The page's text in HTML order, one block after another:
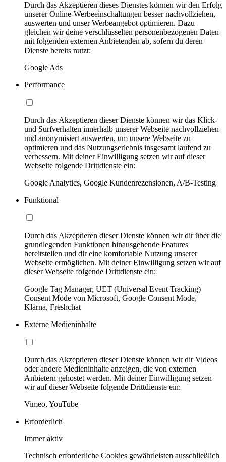
Durch das Akzeptieren dieses Dienstes können wir den Erfolg
unserer Online-Werbeeinschaltungen besser nachvollziehen,
auswerten und unser Werbeangebot optimieren. Dazu
gleichen wir deine verschlüsselten personenbezogenen Daten
mit folgenden externen Anbietenden ab, sofern du deren
Dienste bereits nutzt:
Google Ads
Performance
Durch das Akzeptieren dieser Dienste können wir das Klick-
und Surfverhalten innerhalb unserer Webseite nachvollziehen
und anonymisiert auswerten, um unsere Webseite zu
optimieren und das Nutzungserlebnis insgesamt laufend zu
verbessern. Mit deiner Einwilligung setzen wir auf dieser
Webseite folgende Drittdienste ein:
Google Analytics, Google Kundenrezensionen, A/B-Testing
Funktional
Durch das Akzeptieren dieser Dienste können wir dir über die
grundlegenden Funktionen hinausgehende Features
bereitstellen und dir eine komfortable Nutzung unserer
Webseite ermöglichen. Mit deiner Einwilligung setzen wir auf
dieser Webseite folgende Drittdienste ein:
Google Tag Manager, UET (Universal Event Tracking)
Consent Mode von Microsoft, Google Consent Mode,
Klarna, Freshchat
Externe Medieninhalte
Durch das Akzeptieren dieser Dienste können wir dir Videos
oder andere Medieninhalte anzeigen, die von externen
Anbietern gehostet werden. Mit deiner Einwilligung setzen
wir auf dieser Webseite folgende Drittdienste ein:
Vimeo, YouTube
Erforderlich
Immer aktiv
Technisch erforderliche Cookies gewährleisten ausschließlich